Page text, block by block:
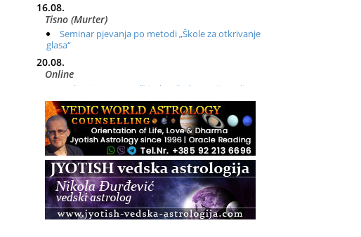
16.08.
Tisno (Murter)
Seminar pjevanja po metodi „Škole za otkrivanje
glasa“
20.08.
Online
Radionica: Pomagači iz drugih dimenzija Online –
otvoreno za sve
21.08.
Zagreb+Online
Osnovni ThetaHealing® tečaj, Zagreb i Online
22.08.
Pula
Access BARS®, otpusti stres
23.08.
Pula